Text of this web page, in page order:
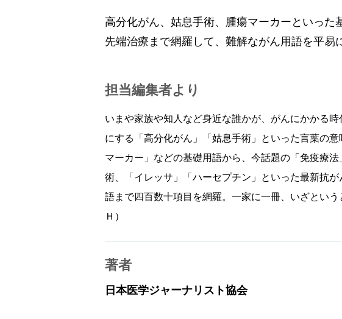
高分化がん、姑息手術、腫瘍マーカーといった
先端治療まで網羅して、難解ながん用語を平易
担当編集者より
いまや家族や知人など身近な誰かが、がんにかかる
にする「高分化がん」「姑息手術」といった言葉の
マーカー」などの基礎用語から、今話題の「免疫療
術、「イレッサ」「ハーセプチン」といった最新抗
語まで四百数十項目を網羅。一家に一冊、いざとい
Ｈ）
著者
日本医学ジャーナリスト協会